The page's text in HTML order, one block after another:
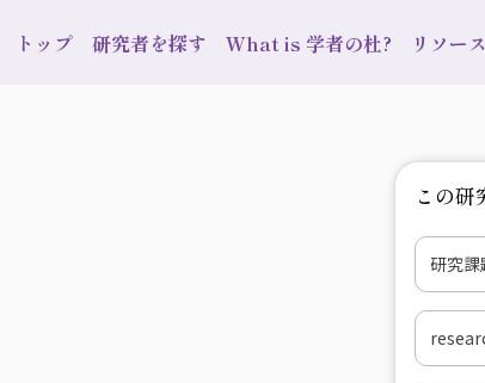
トップ 研究者を探す What is 学者の杜? リソー
この研
研究課